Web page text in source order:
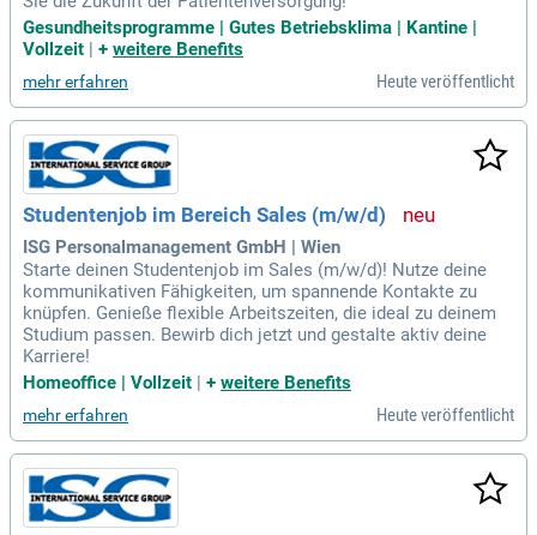
Gesundheitsprogramme | Gutes Betriebsklima | Kantine |
Vollzeit
+ weitere Benefits
mehr erfahren Heute veröffentlicht
Studentenjob im Bereich Sales (m/w/d)
ISG Personalmanagement GmbH | Wien
Starte deinen Studentenjob im Sales (m/w/d)! Nutze deine
kommunikativen Fähigkeiten, um spannende Kontakte zu
knüpfen. Genieße flexible Arbeitszeiten, die ideal zu deinem
Studium passen. Bewirb dich jetzt und gestalte aktiv deine
Karriere!
Homeoffice | Vollzeit | + weitere Benefits
mehr erfahren Heute veröffentlicht